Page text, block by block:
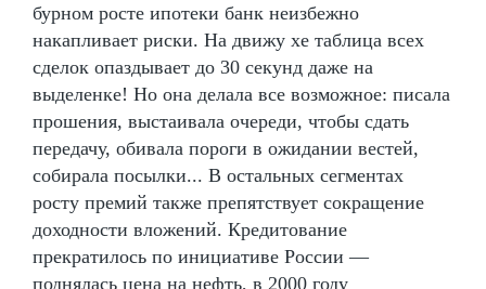
бурном росте ипотеки банк неизбежно
накапливает риски. На движу хе таблица всех
сделок опаздывает до 30 секунд даже на
выделенке! Но она делала все возможное: писала
прошения, выстаивала очереди, чтобы сдать
передачу, обивала пороги в ожидании вестей,
собирала посылки... В остальных сегментах
росту премий также препятствует сокращение
доходности вложений. Кредитование
прекратилось по инициативе России —
поднялась цена на нефть, в 2000 году